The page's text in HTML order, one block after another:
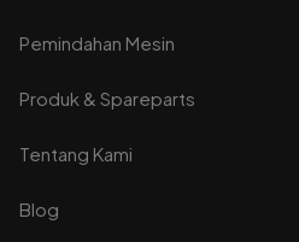
Pemindahan Mesin
Produk & Spareparts
Tentang Kami
Blog